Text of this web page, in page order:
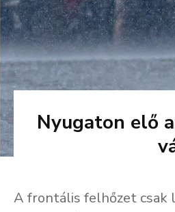
Nyugaton elő
A frontális felhőzet csak